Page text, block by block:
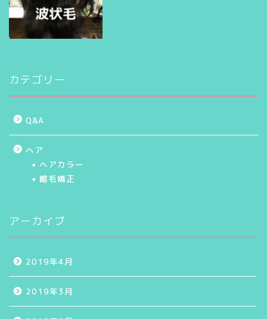
カテゴリー
Q&A
ヘア
ヘアカラー
縮毛矯正
アーカイブ
2019年4月
2019年3月